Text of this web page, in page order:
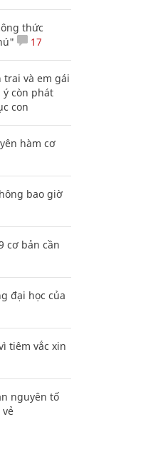
thức
17
trai và em gái
còn phát
con
hàm cơ
bao giờ
cơ bản cần
đại học của
tiêm vắc xin
nguyên tố